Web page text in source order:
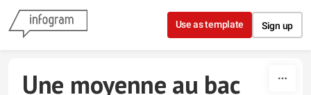
Skip to content
Use as template Sign up
Une moyenne au bac